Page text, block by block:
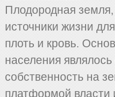
Плодородная
источники жизни
плоть и кровь.
населения
собственность на
платформой власти